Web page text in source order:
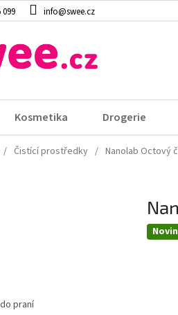
099 info@swee.cz
Kosmetika Drogerie
/ Čistící prostředky / Nanolab Octový
praní